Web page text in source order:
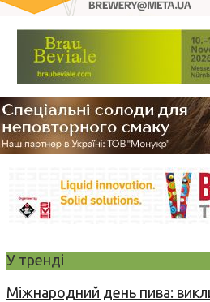
У тренді
Міжнародний день пива: